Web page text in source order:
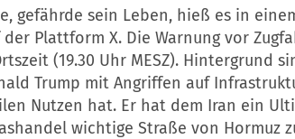
gefährde sein Leben, hieß es in
Plattform X. Die Warnung vor
(19.30 Uhr MESZ). Hintergrund
Trump mit Angriffen auf
Nutzen hat. Er hat dem Iran ein
wichtige Straße von Hormuz